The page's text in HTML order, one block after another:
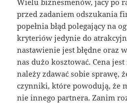
Wielu biznesmenów, jacy po
przed zadaniem odszukania
popełnia błąd polegający na
kryteriów jedynie do
nastawienie jest błędne oraz
nas dużo kosztować. Cena
należy zdawać sobie sprawę,
czynniki, które powodują, że
nie innego partnera. Zanim